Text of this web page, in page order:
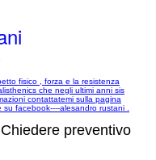
fisico , forza e la resistenza
che negli ultimi anni sis
contattatemi sulla pagina
facebook----alesandro rustani .
Chiedere preventivo